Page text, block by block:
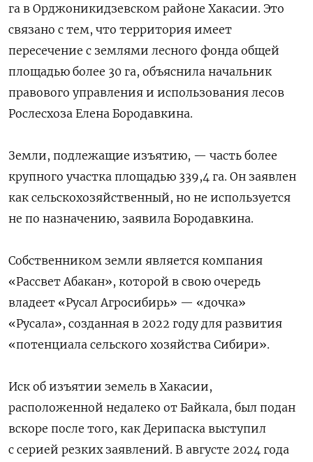
га в Орджоникидзевском районе Хакасии. Это
связано с тем, что территория имеет
пересечение с землями лесного фонда общей
площадью более 30 га, объяснила начальник
правового управления и использования лесов
Рослесхоза Елена Бородавкина.
Земли, подлежащие изъятию, — часть более
крупного участка площадью 339,4 га. Он заявлен
как сельскохозяйственный, но не используется
не по назначению, заявила Бородавкина.
Собственником земли является компания
«Рассвет Абакан», которой в свою очередь
владеет «Русал Агросибирь» — «дочка»
«Русала», созданная в 2022 году для развития
«потенциала сельского хозяйства Сибири».
Иск об изъятии земель в Хакасии,
расположенной недалеко от Байкала, был подан
вскоре после того, как Дерипаска выступил
с серией резких заявлений. В августе 2024 года